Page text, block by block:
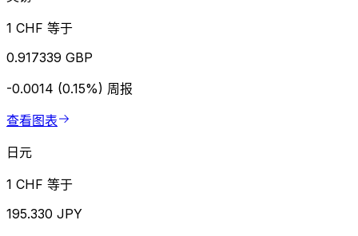
1 CHF 等于
0.917339 GBP
-0.0014 (0.15%) 周报
查看图表
日元
1 CHF 等于
195.330 JPY